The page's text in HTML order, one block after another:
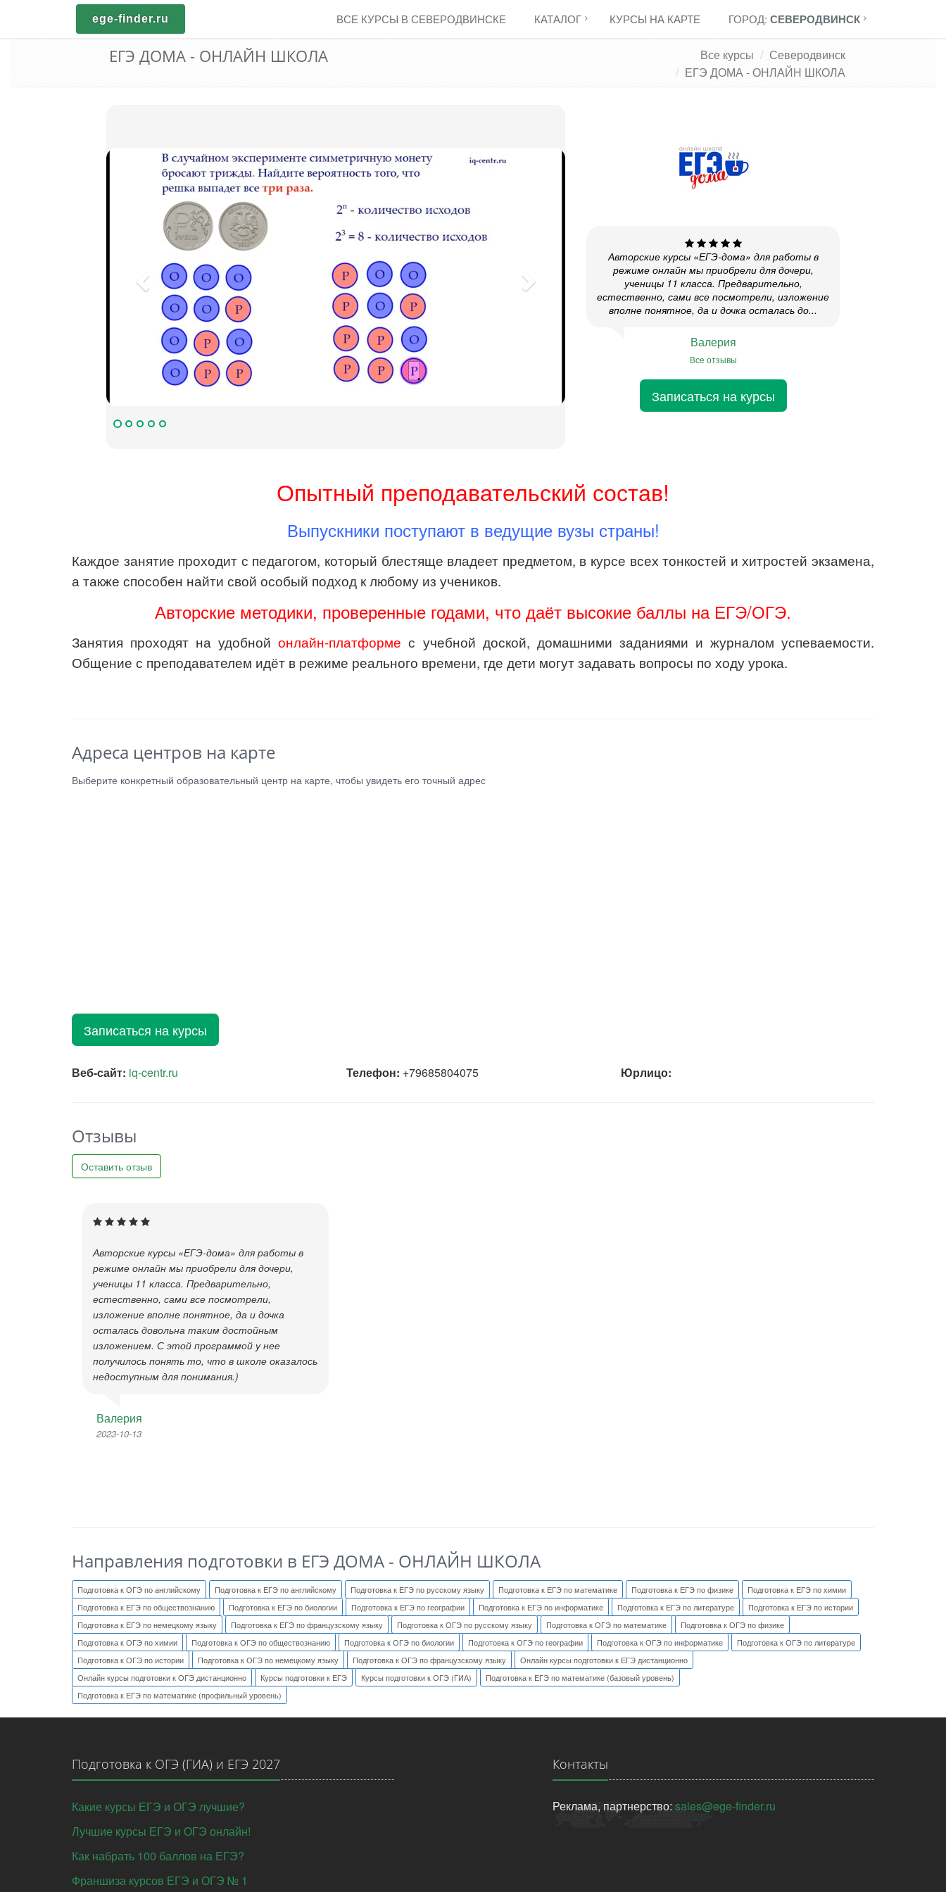
ege-finder.ru ВСЕ КУРСЫ В СЕВЕРОДВИНСКЕ КАТАЛОГ КУРСЫ НА КАРТЕ ГОРОД: СЕВЕРОДВИНСК
ЕГЭ ДОМА - ОНЛАЙН ШКОЛА Все курсы
Северодвинск
ЕГЭ ДОМА - ОНЛАЙН ШКОЛА
Авторские курсы «ЕГЭ-дома» для работы в
режиме онлайн мы приобрели для дочери,
ученицы 11 класса. Предварительно,
естественно, сами все посмотрели, изложение
вполне понятное, да и дочка осталась до...
Валерия
Все отзывы
Записаться на курсы
Опытный преподавательский состав!
Выпускники поступают в ведущие вузы страны!
Каждое занятие проходит с педагогом, который блестяще владеет предметом, в курсе всех тонкостей и хитростей экзамена,
а также способен найти свой особый подход к любому из учеников.
Авторские методики, проверенные годами, что даёт высокие баллы на ЕГЭ/ОГЭ.
Занятия проходят на удобнойонлайн-платформе с учебной доской, домашними заданиями и журналом успеваемости.
Общение с преподавателем идёт в режиме реального времени, где дети могут задавать вопросы по ходу урока.
Адреса центров на карте
Выберите конкретный образовательный центр на карте, чтобы увидеть его точный адрес
Записаться на курсы
Веб-сайт: iq-centr.ru Телефон: +79685804075 Юрлицо:
Отзывы
Оставить отзыв
Авторские курсы «ЕГЭ-дома» для работы в
режиме онлайн мы приобрели для дочери,
ученицы 11 класса. Предварительно,
естественно, сами все посмотрели,
изложение вполне понятное, да и дочка
осталась довольна таким достойным
изложением. С этой программой у нее
получилось понять то, что в школе оказалось
недоступным для понимания.)
Валерия
2023-10-13
Направления подготовки в ЕГЭ ДОМА - ОНЛАЙН ШКОЛА
Подготовка к ОГЭ по английскому Подготовка к ЕГЭ по английскому Подготовка к ЕГЭ по русскому языку Подготовка к ЕГЭ по математике Подготовка к ЕГЭ по физике
Подготовка к ЕГЭ по химии
Подготовка к ЕГЭ по обществознанию
Подготовка к ЕГЭ по биологии Подготовка к ЕГЭ по географии Подготовка к ЕГЭ по информатике Подготовка к ЕГЭ по литературе
Подготовка к ЕГЭ по истории
Подготовка к ЕГЭ по немецкому языку
Подготовка к ЕГЭ по французскому языку Подготовка к ОГЭ по русскому языку Подготовка к ОГЭ по математике
Подготовка к ОГЭ по физике
Подготовка к ОГЭ по химии
Подготовка к ОГЭ по обществознанию Подготовка к ОГЭ по биологии Подготовка к ОГЭ по географии Подготовка к ОГЭ по информатике
Подготовка к ОГЭ по литературе
Подготовка к ОГЭ по истории
Подготовка к ОГЭ по немецкому языку Подготовка к ОГЭ по французскому языку
Онлайн курсы подготовки к ЕГЭ дистанционно
Онлайн курсы подготовки к ОГЭ дистанционно
Курсы подготовки к ЕГЭ Курсы подготовки к ОГЭ (ГИА)
Подготовка к ЕГЭ по математике (базовый уровень)
Подготовка к ЕГЭ по математике (профильный уровень)
Подготовка к ОГЭ (ГИА) и ЕГЭ 2027
Какие курсы ЕГЭ и ОГЭ лучшие?
Лучшие курсы ЕГЭ и ОГЭ онлайн!
Как набрать 100 баллов на ЕГЭ?
Франшиза курсов ЕГЭ и ОГЭ № 1
Контакты
Реклама, партнерство: sales@ege-finder.ru